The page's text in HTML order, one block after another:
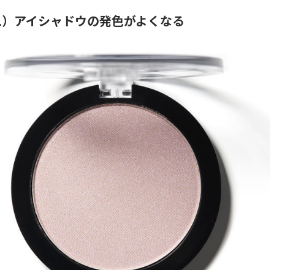
アイシャドウの発色がよくなる